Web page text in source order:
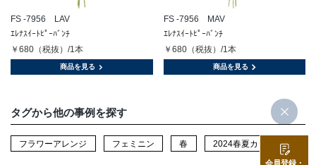
FS -7956 LAV
ｴﾚﾅｽｲｰﾄﾋﾟｰﾊﾞﾝﾁ
￥680（税抜）/1本
商品を見る
FS -7956 MAV
ｴﾚﾅｽｲｰﾄﾋﾟｰﾊﾞﾝﾁ
￥680（税抜）/1本
商品を見る
タグから他の事例を探す
フラワーアレンジ フェミニン 春 2024春夏カタログ
会員登録・